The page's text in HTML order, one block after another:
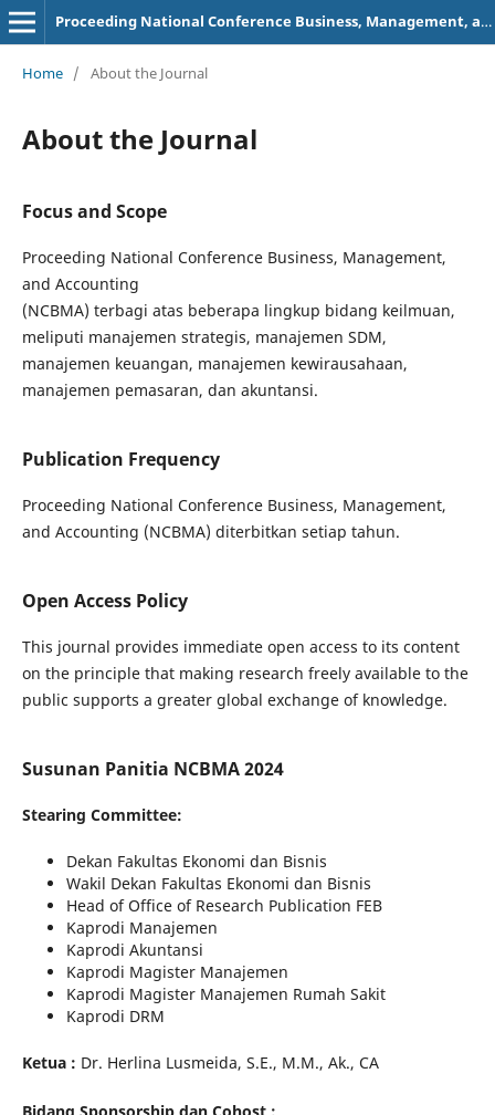
Proceeding National Conference Business, Management, and Accounting (NCBMA)
Home / About the Journal
About the Journal
Focus and Scope
Proceeding National Conference Business, Management,
and Accounting
(NCBMA) terbagi atas beberapa lingkup bidang keilmuan,
meliputi manajemen strategis, manajemen SDM,
manajemen keuangan, manajemen kewirausahaan,
manajemen pemasaran, dan akuntansi.
Publication Frequency
Proceeding National Conference Business, Management,
and Accounting (NCBMA) diterbitkan setiap tahun.
Open Access Policy
This journal provides immediate open access to its content
on the principle that making research freely available to the
public supports a greater global exchange of knowledge.
Susunan Panitia NCBMA 2024
Stearing Committee:
Dekan Fakultas Ekonomi dan Bisnis
Wakil Dekan Fakultas Ekonomi dan Bisnis
Head of Office of Research Publication FEB
Kaprodi Manajemen
Kaprodi Akuntansi
Kaprodi Magister Manajemen
Kaprodi Magister Manajemen Rumah Sakit
Kaprodi DRM
Ketua : Dr. Herlina Lusmeida, S.E., M.M., Ak., CA